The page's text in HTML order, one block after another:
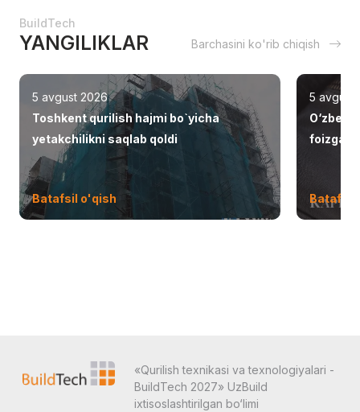
BuildTech
YANGILIKLAR Barchasini ko'rib chiqish
5 avgust 2026
Toshkent qurilish hajmi bo`yicha
yetakchilikni saqlab qoldi
Batafsil o'qish
5 avgust
foizga
Batafsil
«Qurilish texnikasi va texnologiyalari -
BuildTech 2027» UzBuild
ixtisoslashtirilgan bo‘limi